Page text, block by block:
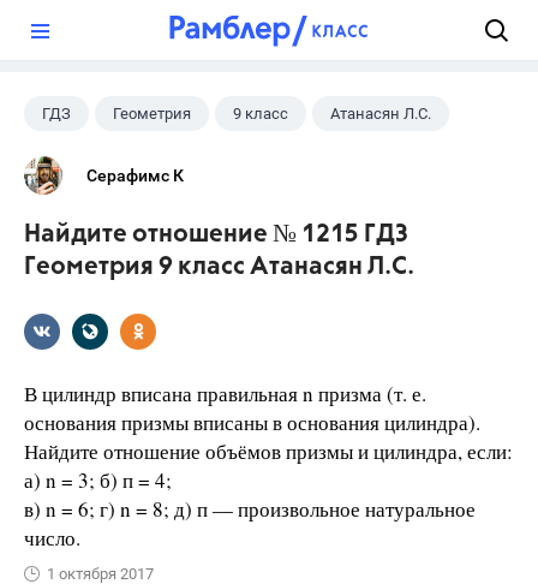
ГДЗ Геометрия 9 класс Атанасян Л.С.
Серафимс К
Найдите отношение № 1215 ГДЗ
Геометрия 9 класс Атанасян Л.С.
В цилиндр вписана правильная n призма (т. е.
основания призмы вписаны в основания цилиндра).
Найдите отношение объёмов призмы и цилиндра, если:
а) n = 3; б) п = 4;
в) n = 6; г) n = 8; д) п — произвольное натуральное
число.
1 октября 2017